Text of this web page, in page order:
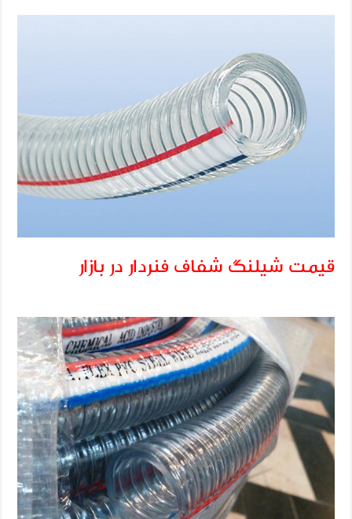
قیمت شیلنگ شفاف فنردار در بازار